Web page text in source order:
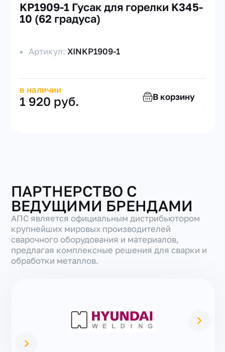
KP1909-1 Гусак для горелки K345-
10 (62 градуса)
Артикул:XINKP1909-1
в наличии
1 920 руб. В корзину
ПАРТНЕРСТВО С
ВЕДУЩИМИ БРЕНДАМИ
АПС является официальным дистрибьютором
крупнейших мировых производителей
сварочного оборудования и материалов,
предлагая комплексные решения для сварки и
обработки металлов.